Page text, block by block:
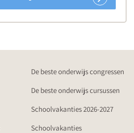
De beste onderwijs congressen
De beste onderwijs cursussen
Schoolvakanties 2026-2027
Schoolvakanties